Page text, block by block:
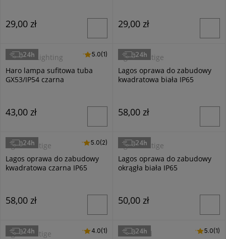
29,00 zł 29,00 zł
Domeno Lighting
Haro lampa sufitowa tuba
GX53/IP54 czarna
5.0 (1)
5.0(1)
43,00 zł
24h
Light Prestige
Lagos oprawa do zabudowy
kwadratowa biała IP65
58,00 zł
24h
Light Prestige
Lagos oprawa do zabudowy
kwadratowa czarna IP65
5.0 (2)
5.0(2)
58,00 zł
24h
Light Prestige
Lagos oprawa do zabudowy
okrągła biała IP65
50,00 zł
24h
Light Prestige
4.0 (1)
4.0(1)
24h
Masterled
5.0 (1)
5.0(1)
24h